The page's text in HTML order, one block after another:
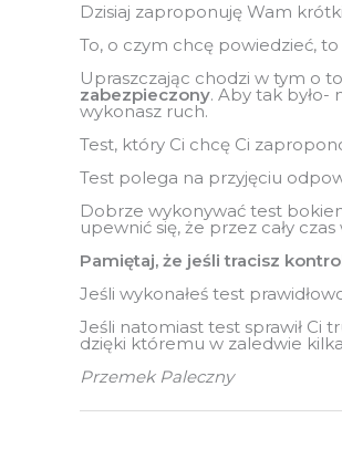
Dzisiaj zaproponuję Wam
To, o czym chcę powiedzieć,
Upraszczając chodzi w tym o
zabezpieczony. Aby tak było-
wykonasz ruch.
Test, który Ci chcę Ci
Test polega na przyjęciu
Dobrze wykonywać test
upewnić się, że przez cały
Pamiętaj, że jeśli tracisz
Jeśli wykonałeś test
Jeśli natomiast test sprawił Ci
dzięki któremu w zaledwie
Przemek Paleczny